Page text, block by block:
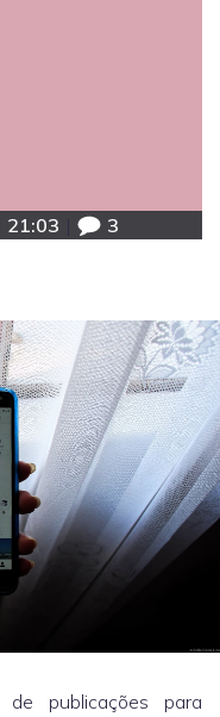
21:03 3
publicações para